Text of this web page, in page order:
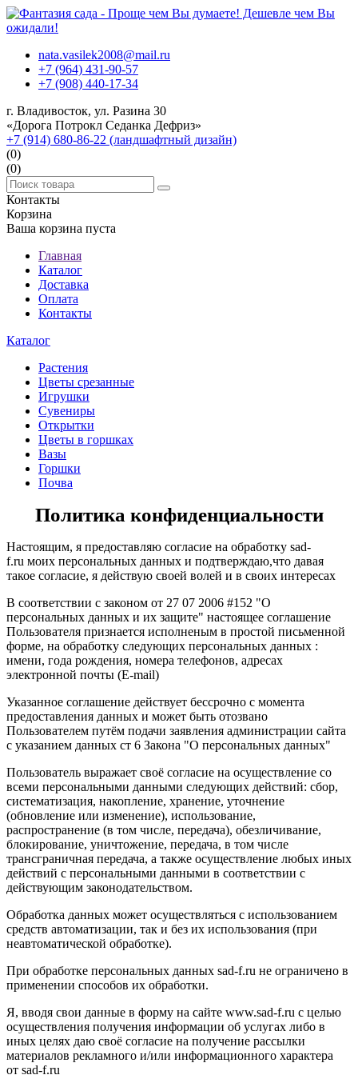
nata.vasilek2008@mail.ru
+7 (964) 431-90-57
+7 (908) 440-17-34
г. Владивосток, ул. Разина 30
«Дорога Потрокл Седанка Дефриз»
+7 (914) 680-86-22 (ландшафтный дизайн)
(0)
(0)
Контакты
Корзина
Ваша корзина пуста
Главная
Каталог
Доставка
Оплата
Контакты
Каталог
Растения
Цветы срезанные
Игрушки
Сувениры
Открытки
Цветы в горшках
Вазы
Горшки
Почва
Политика конфиденциальности
Настоящим, я предоставляю согласие на обработку sad-
f.ru моих персональных данных и подтверждаю,что давая
такое согласие, я действую своей волей и в своих интересах
В соответствии с законом от 27 07 2006 #152 "О
персональных данных и их защите" настоящее соглашение
Пользователя признается исполненым в простой письменной
форме, на обработку следующих персональных данных :
имени, года рождения, номера телефонов, адресах
электронной почты (Е-mail)
Указанное соглашение действует бессрочно с момента
предоставления данных и может быть отозвано
Пользователем путём подачи заявления администрации сайта
с указанием данных ст 6 Закона "О персональных данных"
Пользователь выражает своё согласие на осуществление со
всеми персональными данными следующих действий: сбор,
систематизация, накопление, хранение, уточнение
(обновление или изменение), использование,
распространение (в том числе, передача), обезличивание,
блокирование, уничтожение, передача, в том числе
трансграничная передача, а также осуществление любых иных
действий с персональными данными в соответствии с
действующим законодательством.
Обработка данных может осуществляться с использованием
средств автоматизации, так и без их использования (при
неавтоматической обработке).
При обработке персональных данных sad-f.ru не ограничено в
применении способов их обработки.
Я, вводя свои данные в форму на сайте www.sad-f.ru с целью
осуществления получения информации об услугах либо в
иных целях даю своё согласие на получение рассылки
материалов рекламного и/или информационного характера
от sad-f.ru